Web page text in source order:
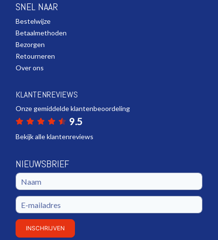
SNEL NAAR
Bestelwijze
Betaalmethoden
Bezorgen
Retourneren
Over ons
KLANTENREVIEWS
Onze gemiddelde klantenbeoordeling
9.5
Bekijk alle klantenreviews
NIEUWSBRIEF
INSCHRIJVEN